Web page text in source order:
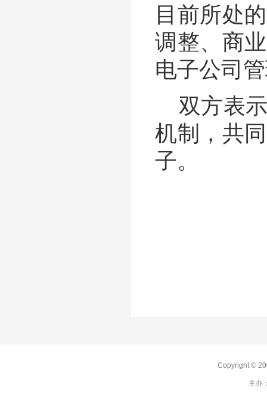
目前所处
调整、商
电子公司
双方表
机制，共
子。
Copyright ©
主办